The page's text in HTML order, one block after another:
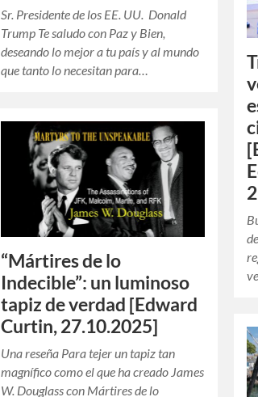
Sr. Presidente de los EE. UU. Donald
Trump Te saludo con Paz y Bien,
deseando lo mejor a tu país y al mundo
que tanto lo necesitan para…
“Mártires de lo
Indecible”: un luminoso
tapiz de verdad [Edward
Curtin, 27.10.2025]
Una reseña Para tejer un tapiz tan
magnífico como el que ha creado James
W. Douglass con Mártires de lo